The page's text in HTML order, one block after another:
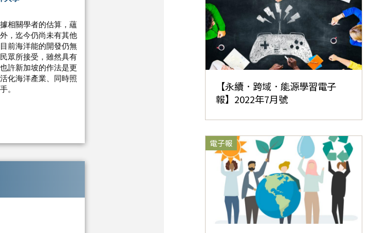
相關學者的估算，蘊
，迄今仍尚未有其他
前海洋能的開發仍無
眾所接受，雖然具有
許新加坡的作法是更
化海洋產業、同時照
。
【永續．跨域．能源學習電子
報】2022年7月號
電子報